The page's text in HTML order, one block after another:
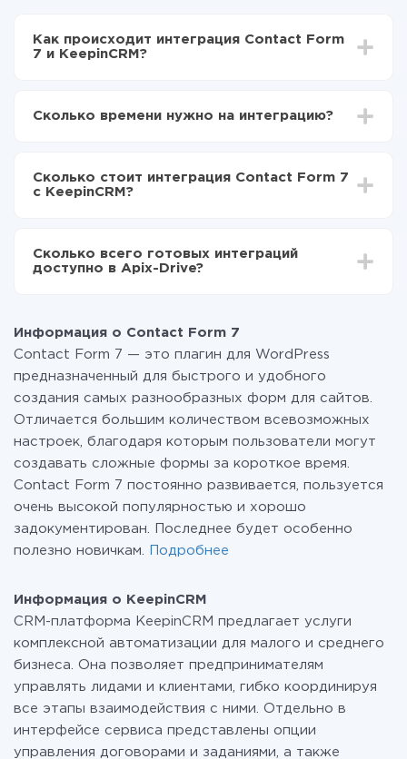
Как происходит интеграция Contact Form
7 и KeepinCRM?
Выбираете какие данные передавать из Contact
передаваться из Contact Form 7 в KeepinCRM
Сколько времени нужно на интеграцию?
отличаться и составлять от 5-ти до 30-минут. В
среднем настройка занимает 10-15 минут.
Сколько стоит интеграция Contact Form 7
с KeepinCRM?
функционал. Вы оплачиваете только количество
данных, которые по факту передаются из одной
перейти на платный, при необходимости. Подробнее
отарифах.
Сколько всего готовых интеграций
доступно в Apix-Drive?
Информация о Contact Form 7
Contact Form 7 — это плагин для WordPress
предназначенный для быстрого и удобного
создания самых разнообразных форм для сайтов.
Отличается большим количеством всевозможных
настроек, благодаря которым пользователи могут
создавать сложные формы за короткое время.
Contact Form 7 постоянно развивается, пользуется
очень высокой популярностью и хорошо
задокументирован. Последнее будет особенно
полезно новичкам.
Подробнее
Информация о KeepinCRM
CRM-платформа KeepinCRM предлагает услуги
комплексной автоматизации для малого и среднего
бизнеса. Она позволяет предпринимателям
управлять лидами и клиентами, гибко координируя
все этапы взаимодействия с ними. Отдельно в
интерфейсе сервиса представлены опции
управления договорами и заданиями, а также